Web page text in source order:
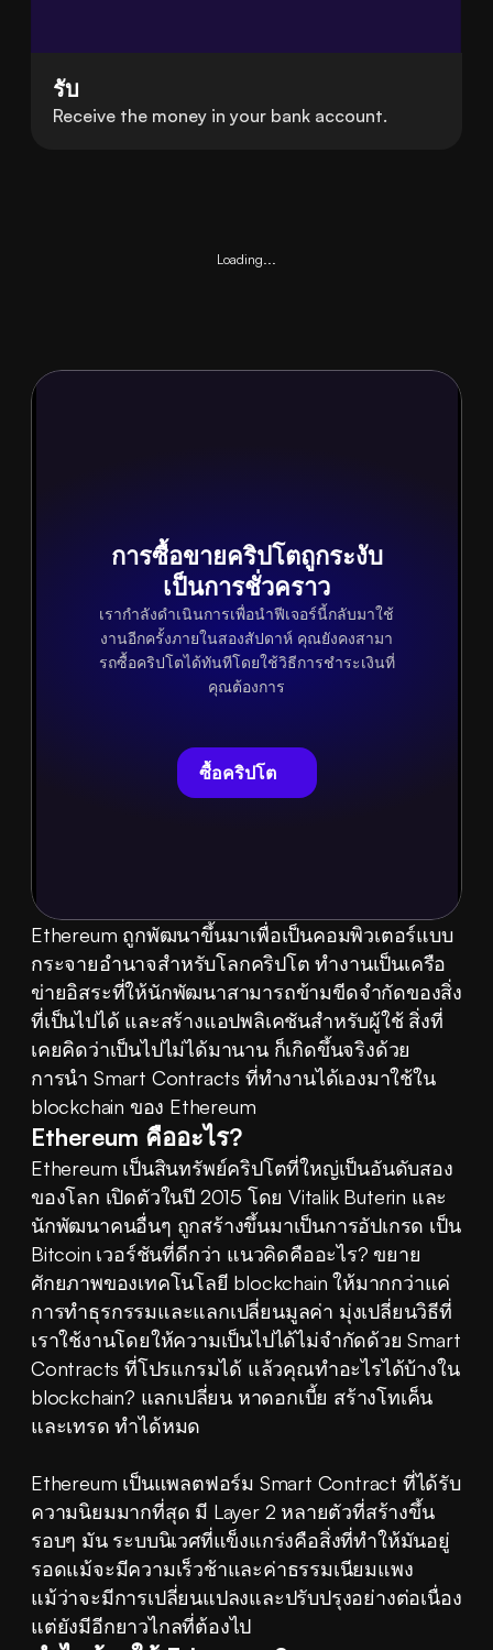
รับ
Receive the money in your bank account.
Loading...
Ethereum ถูกพัฒนาขึ้นมาเพื่อเป็นคอมพิวเตอร์แบบ
กระจายอำนาจสำหรับโลกคริปโต ทำงานเป็นเครือ
ข่ายอิสระที่ให้นักพัฒนาสามารถข้ามขีดจำกัดของสิ่ง
ที่เป็นไปได้ และสร้างแอปพลิเคชันสำหรับผู้ใช้ สิ่งที่
เคยคิดว่าเป็นไปไม่ได้มานาน ก็เกิดขึ้นจริงด้วย
การนำ Smart Contracts ที่ทำงานได้เองมาใช้ใน
blockchain ของ Ethereum
Ethereum คืออะไร?
Ethereum เป็นสินทรัพย์คริปโตที่ใหญ่เป็นอันดับสอง
ของโลก เปิดตัวในปี 2015 โดย Vitalik Buterin และ
นักพัฒนาคนอื่นๆ ถูกสร้างขึ้นมาเป็นการอัปเกรด เป็น
Bitcoin เวอร์ชันที่ดีกว่า แนวคิดคืออะไร? ขยาย
ศักยภาพของเทคโนโลยี blockchain ให้มากกว่าแค่
การทำธุรกรรมและแลกเปลี่ยนมูลค่า มุ่งเปลี่ยนวิธีที่
เราใช้งานโดยให้ความเป็นไปได้ไม่จำกัดด้วย Smart
Contracts ที่โปรแกรมได้ แล้วคุณทำอะไรได้บ้างใน
blockchain? แลกเปลี่ยน หาดอกเบี้ย สร้างโทเค็น
และเทรด ทำได้หมด
Ethereum เป็นแพลตฟอร์ม Smart Contract ที่ได้รับ
ความนิยมมากที่สุด มี Layer 2 หลายตัวที่สร้างขึ้น
รอบๆ มัน ระบบนิเวศที่แข็งแกร่งคือสิ่งที่ทำให้มันอยู่
รอดแม้จะมีความเร็วช้าและค่าธรรมเนียมแพง
แม้ว่าจะมีการเปลี่ยนแปลงและปรับปรุงอย่างต่อเนื่อง
แต่ยังมีอีกยาวไกลที่ต้องไป
การซื้อขายคริปโตถูกระงับ
เป็นการชั่วคราว
เรากำลังดำเนินการเพื่อนำฟีเจอร์นี้กลับมาใช้
งานอีกครั้งภายในสองสัปดาห์ คุณยังคงสามา
รถซื้อคริปโตได้ทันทีโดยใช้วิธีการชำระเงินที่
คุณต้องการ
ซื้อคริปโต